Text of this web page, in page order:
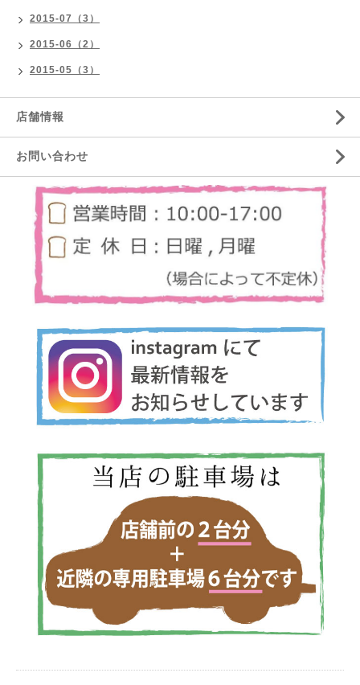
2015-07（3）
2015-06（2）
2015-05（3）
店舗情報
お問い合わせ